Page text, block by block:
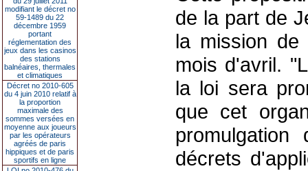
modifiant le décret no
59-1489 du 22
décembre 1959
portant
réglementation des
jeux dans les casinos
des stations
balnéaires, thermales
et climatiques
Décret no 2010-605
du 4 juin 2010 relatif à
la proportion
maximale des
sommes versées en
moyenne aux joueurs
par les opérateurs
agréés de paris
hippiques et de paris
sportifs en ligne
de la part de
la mission de
mois d'avril.
la loi sera
que cet
décrets